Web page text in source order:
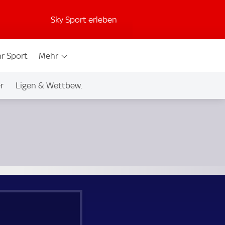
Sky Sport erleben
Sport Mehr
Ligen & Wettbew.